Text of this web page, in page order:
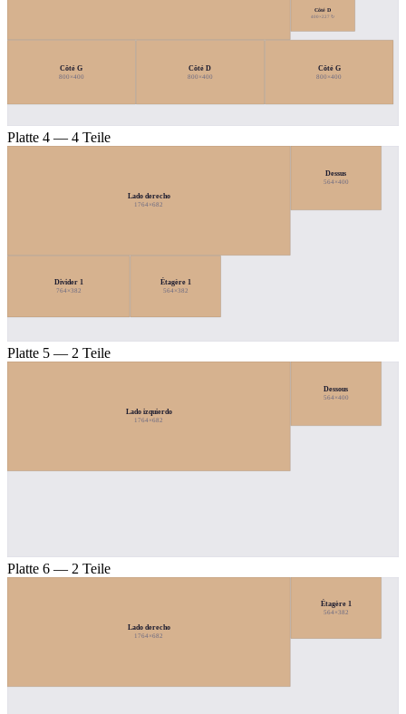
Côté G
800×400
Côté D
800×400
Côté G
800×400
Côté D
400×227 ↻
Platte 4 — 4 Teile
Lado derecho
1764×682
Divider 1
764×382
Dessus
564×400
Étagère 1
564×382
Platte 5 — 2 Teile
Lado izquierdo
1764×682
Dessous
564×400
Platte 6 — 2 Teile
Lado derecho
1764×682
Étagère 1
564×382